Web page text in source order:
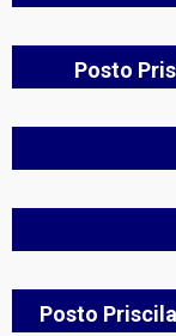
Posto
Posto